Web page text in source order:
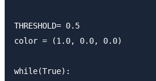
THRESHOLD= 0.5
color = (1.0, 0.0, 0.0)
while(True):